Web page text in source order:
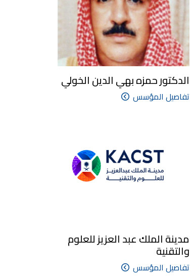
الدكتور حمزه بهي الدين الخولي
تفاصيل المؤسس
مدينة الملك عبد العزيز للعلوم
والتقنية
تفاصيل المؤسس